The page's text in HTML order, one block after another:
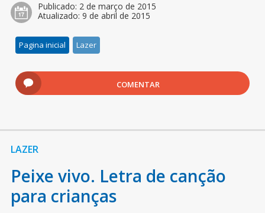
Publicado: 2 de março de 2015
Atualizado: 9 de abril de 2015
Pagina inicial Lazer
COMENTAR
LAZER
Peixe vivo. Letra de canção
para crianças